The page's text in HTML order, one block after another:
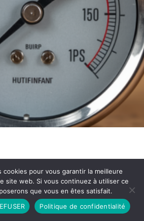
Politique de Confidentialité
CGU
par DIEUDUDIABLE
cookies pour vous garantir la meilleure
site web. Si vous continuez à utiliser ce
que vous en êtes satisfait.
Politique de confidentialité